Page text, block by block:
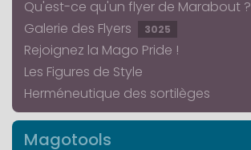
Qu'est-ce qu'un flyer de Marabout ?
Galerie des Flyers
3025
Rejoignez la Mago Pride !
Les Figures de Style
Herméneutique des sortilèges
Magotools